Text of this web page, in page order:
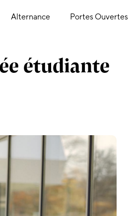
Alternance Portes Ouvertes
étudiante